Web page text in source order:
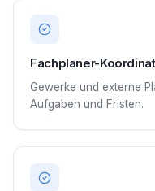
Fachplaner-
Gewerke und externe
Aufgaben und Fristen.